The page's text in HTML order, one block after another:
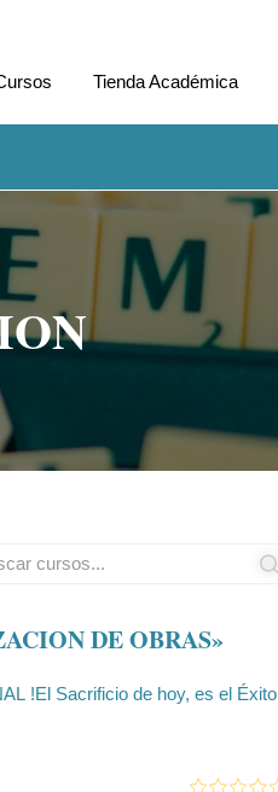
Tienda Académica
DE OBRAS»
!El Sacrificio de hoy, es el Éxito